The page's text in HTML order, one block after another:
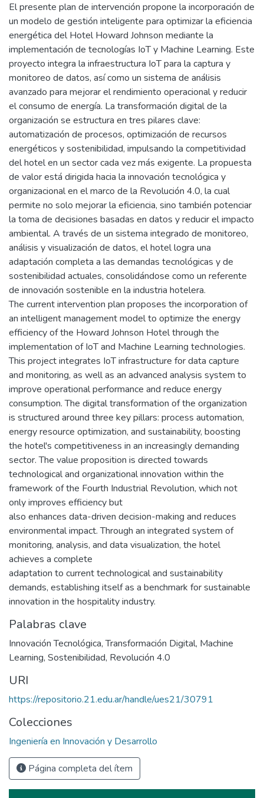
El presente plan de intervención propone la incorporación de
un modelo de gestión inteligente para optimizar la eficiencia
energética del Hotel Howard Johnson mediante la
implementación de tecnologías IoT y Machine Learning. Este
proyecto integra la infraestructura IoT para la captura y
monitoreo de datos, así como un sistema de análisis
avanzado para mejorar el rendimiento operacional y reducir
el consumo de energía. La transformación digital de la
organización se estructura en tres pilares clave:
automatización de procesos, optimización de recursos
energéticos y sostenibilidad, impulsando la competitividad
del hotel en un sector cada vez más exigente. La propuesta
de valor está dirigida hacia la innovación tecnológica y
organizacional en el marco de la Revolución 4.0, la cual
permite no solo mejorar la eficiencia, sino también potenciar
la toma de decisiones basadas en datos y reducir el impacto
ambiental. A través de un sistema integrado de monitoreo,
análisis y visualización de datos, el hotel logra una
adaptación completa a las demandas tecnológicas y de
sostenibilidad actuales, consolidándose como un referente
de innovación sostenible en la industria hotelera.
The current intervention plan proposes the incorporation of
an intelligent management model to optimize the energy
efficiency of the Howard Johnson Hotel through the
implementation of IoT and Machine Learning technologies.
This project integrates IoT infrastructure for data capture
and monitoring, as well as an advanced analysis system to
improve operational performance and reduce energy
consumption. The digital transformation of the organization
is structured around three key pillars: process automation,
energy resource optimization, and sustainability, boosting
the hotel's competitiveness in an increasingly demanding
sector. The value proposition is directed towards
technological and organizational innovation within the
framework of the Fourth Industrial Revolution, which not
only improves efficiency but
also enhances data-driven decision-making and reduces
environmental impact. Through an integrated system of
monitoring, analysis, and data visualization, the hotel
achieves a complete
adaptation to current technological and sustainability
demands, establishing itself as a benchmark for sustainable
innovation in the hospitality industry.
Palabras clave
Innovación Tecnológica,Transformación Digital, Machine
Learning, Sostenibilidad, Revolución 4.0
URI
https://repositorio.21.edu.ar/handle/ues21/30791
Colecciones
Ingeniería en Innovación y Desarrollo
Página completa del ítem